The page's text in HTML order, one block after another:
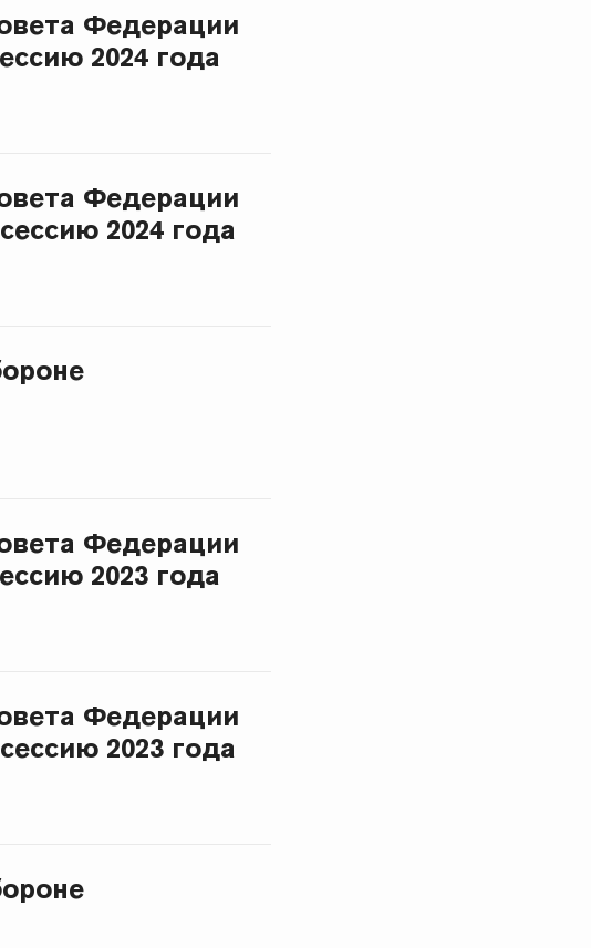
Федерации
2024 года
Федерации
2024 года
Федерации
2023 года
Федерации
2023 года